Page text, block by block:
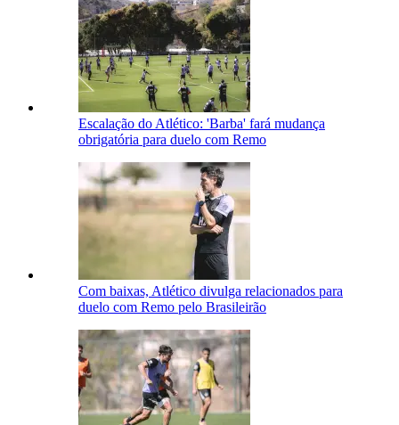
Escalação do Atlético: 'Barba' fará mudança
obrigatória para duelo com Remo
Com baixas, Atlético divulga relacionados para
duelo com Remo pelo Brasileirão